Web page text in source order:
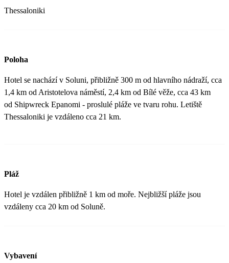
Thessaloniki
Poloha
Hotel se nachází v Soluni, přibližně 300 m od hlavního nádraží, cca
1,4 km od Aristotelova náměstí, 2,4 km od Bílé věže, cca 43 km
od Shipwreck Epanomi - proslulé pláže ve tvaru rohu. Letiště
Thessaloniki je vzdáleno cca 21 km.
Pláž
Hotel je vzdálen přibližně 1 km od moře. Nejbližší pláže jsou
vzdáleny cca 20 km od Soluně.
Vybavení